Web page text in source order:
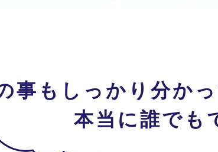
事もしっかり分か
本当に誰でも